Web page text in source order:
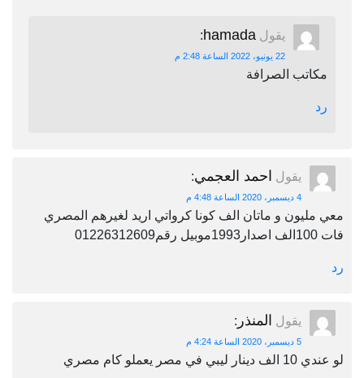
يقول hamada
:
22 يونيو، 2022 الساعة 2:48 م
مكاتب الصرافة
رد
يقول احمد العجمي:
4 ديسمبر، 2020 الساعة 4:48 م
معي مليون و ماتان الف كونا كرواتي اريد لغيرهم المصري
فات 100الف اصدار1993موبيل رقم01226312609
رد
يقول المنذر :
5 ديسمبر، 2020 الساعة 4:24 م
لو عندي 10 الف دينار ليبي في مصر يعملو كام مصري